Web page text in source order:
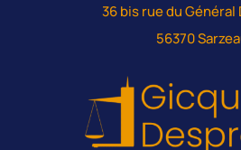
36 bis rue du Général
56370